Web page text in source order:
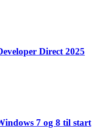
Direct 2025
7 og 8 til start